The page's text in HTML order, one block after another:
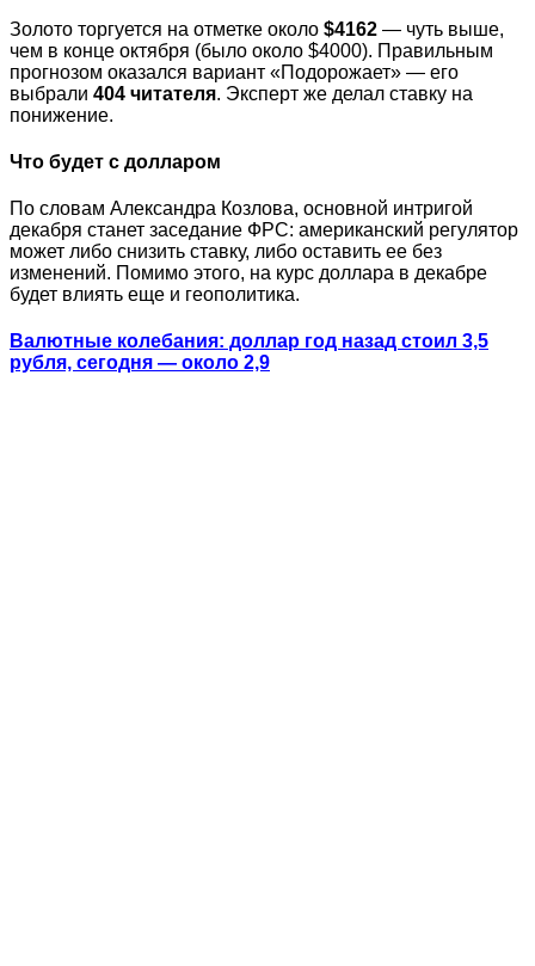
Золото торгуется на отметке около $4162 — чуть выше,
чем в конце октября (было около $4000). Правильным
прогнозом оказался вариант «Подорожает» — его
выбрали 404 читателя. Эксперт же делал ставку на
понижение.
Что будет с долларом
По словам Александра Козлова, основной интригой
декабря станет заседание ФРС: американский регулятор
может либо снизить ставку, либо оставить ее без
изменений. Помимо этого, на курс доллара в декабре
будет влиять еще и геополитика.
Валютные колебания: доллар год назад стоил 3,5
рубля, сегодня — около 2,9